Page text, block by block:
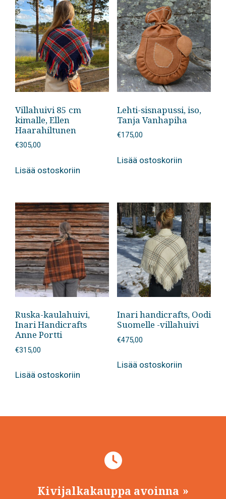
Villahuivi 85 cm
kimalle, Ellen
Haarahiltunen
€305,00
Lisää ostoskoriin
Lehti-sisnapussi, iso,
Tanja Vanhapiha
€175,00
Lisää ostoskoriin
Ruska-kaulahuivi,
Inari Handicrafts
Anne Portti
€315,00
Lisää ostoskoriin
Inari handicrafts, Oodi
Suomelle -villahuivi
€475,00
Lisää ostoskoriin
Kivijalkakauppa avoinna